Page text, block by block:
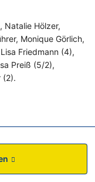
Natalie Hölzer,
Monique Görlich,
Friedmann (4),
Preiß (5/2),
(2).